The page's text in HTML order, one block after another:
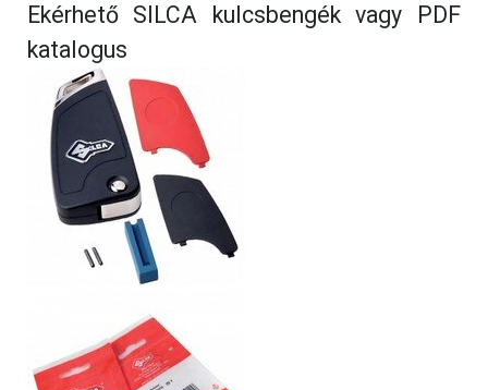
Ekérhető SILCA kulcsbengék vagy PDF
katalogus